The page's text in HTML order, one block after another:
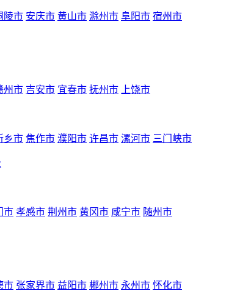
陵市 安庆市 黄山市 滁州市 阜阳市 宿州市
州市 吉安市 宜春市 抚州市 上饶市
乡市 焦作市 濮阳市 许昌市 漯河市 三门峡市
市 孝感市 荆州市 黄冈市 咸宁市 随州市
市 张家界市 益阳市 郴州市 永州市 怀化市